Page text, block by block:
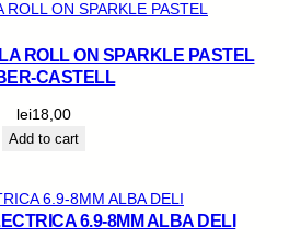
ROLL ON SPARKLE PASTEL
CASTELL
lei18,00
Add to cart
6.9-8MM ALBA DELI